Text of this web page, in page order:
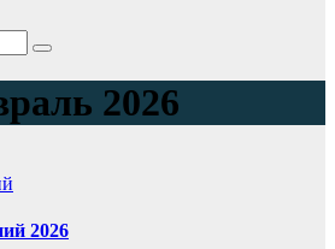
2026
2026